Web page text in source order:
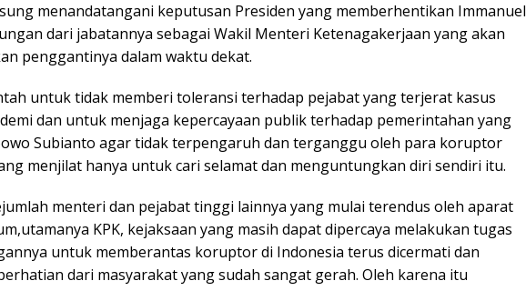
menandatangani keputusan Presiden yang memberhentikan Immanuel
dari jabatannya sebagai Wakil Menteri Ketenagakerjaan yang akan
penggantinya dalam waktu dekat.
untuk tidak memberi toleransi terhadap pejabat yang terjerat kasus
dan untuk menjaga kepercayaan publik terhadap pemerintahan yang
Subianto agar tidak terpengaruh dan terganggu oleh para koruptor
menjilat hanya untuk cari selamat dan menguntungkan diri sendiri itu.
menteri dan pejabat tinggi lainnya yang mulai terendus oleh aparat
KPK, kejaksaan yang masih dapat dipercaya melakukan tugas
untuk memberantas koruptor di Indonesia terus dicermati dan
dari masyarakat yang sudah sangat gerah. Oleh karena itu